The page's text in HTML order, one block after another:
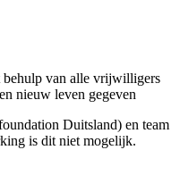
behulp van alle vrijwilligers
nieuw leven gegeven
Duitsland) en team
is dit niet mogelijk.